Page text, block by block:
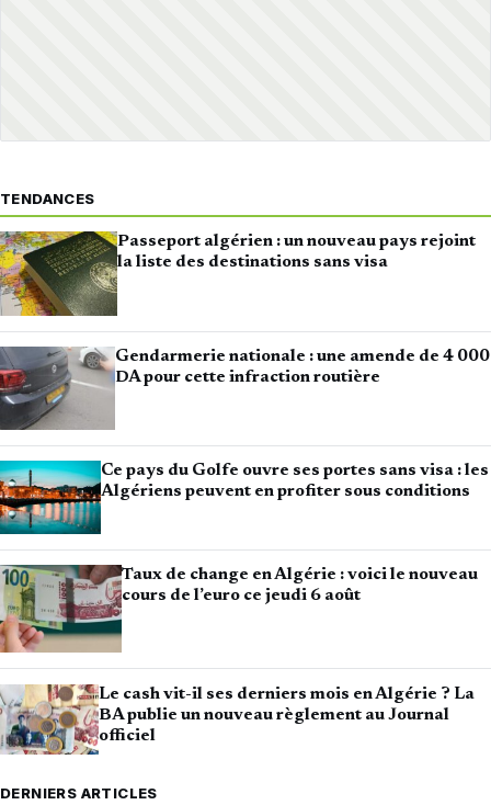
TENDANCES
Passeport algérien : un nouveau pays rejoint
la liste des destinations sans visa
Gendarmerie nationale : une amende de 4 000
DA pour cette infraction routière
Ce pays du Golfe ouvre ses portes sans visa : les
Algériens peuvent en profiter sous conditions
Taux de change en Algérie : voici le nouveau
cours de l’euro ce jeudi 6 août
Le cash vit-il ses derniers mois en Algérie ? La
BA publie un nouveau règlement au Journal
officiel
DERNIERS ARTICLES